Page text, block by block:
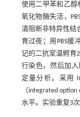
使用二甲苯和乙醇
氧化物酶失活，
清阻断非特异性
育过夜；用PBS缓
记的二抗室温孵育
行染色，然后加
定量分析。采用
（integrated
水平。实验重复3次